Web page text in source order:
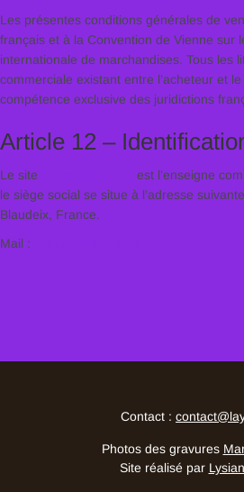
Les présentes conditions générales de
français et à la Convention de Vienne sur
internationale de marchandises. Tous les
commerciale existant entre l’acheteur et
compétence exclusive des juridictions
Article 12 –
Le site
est l’enseigne
le siège social se situe à l’adresse
Blaudeix, France.
Mail :
Contact :
Photos des gravures
Site réalisé par